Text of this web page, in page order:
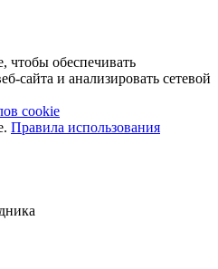
обеспечивать
сайта и анализировать сетевой
cookie
Правила использования